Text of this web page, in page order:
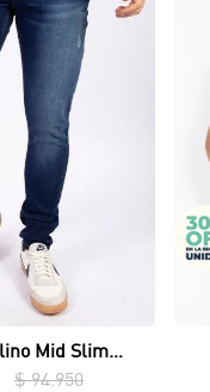
rápida
Mid Slim
$ 94.950